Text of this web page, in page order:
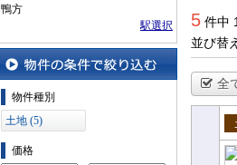
鴨方
駅選択
物件の条件で絞り込む
物件種別
土地 (5)
価格
5 件中
並び替
全